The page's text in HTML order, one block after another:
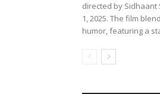
directed by
1, 2025. The film
humor, featuring a